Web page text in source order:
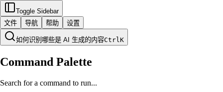
Toggle Sidebar
文件
导航 帮助 设置
如何识别哪些是 AI 生成的内容CtrlK
Command Palette
Search for a command to run...